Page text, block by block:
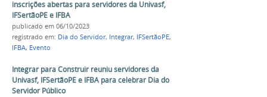
inscrições abertas para servidores da Univasf,
IFSertãoPE e IFBA
publicado em 06/10/2023
registrado em: Dia do Servidor, Integrar, IFSertãoPE,
IFBA, Evento
Integrar para Construir reuniu servidores da
Univasf, IFSertãoPE e IFBA para celebrar Dia do
Servidor Público